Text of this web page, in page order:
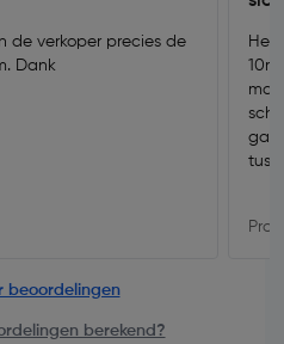
de verkoper precies de
Dank
Het
beoordelingen
berekend?